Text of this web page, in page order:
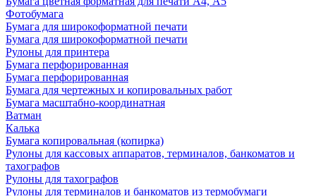
Фотобумага
Бумага для широкоформатной печати
Бумага для широкоформатной печати
Рулоны для принтера
Бумага перфорированная
Бумага перфорированная
Бумага для чертежных и копировальных работ
Бумага масштабно-координатная
Ватман
Калька
Бумага копировальная (копирка)
Рулоны для кассовых аппаратов, терминалов, банкоматов и
тахографов
Рулоны для тахографов
Рулоны для терминалов и банкоматов из термобумаги